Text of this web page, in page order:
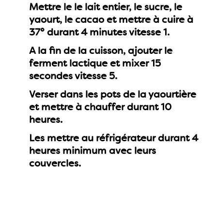
Mettre le le lait entier, le sucre, le
yaourt, le cacao et mettre à cuire à
37° durant 4 minutes vitesse 1.
A la fin de la cuisson, ajouter le
ferment lactique et mixer 15
secondes vitesse 5.
Verser dans les pots de la yaourtière
et mettre à chauffer durant 10
heures.
Les mettre au réfrigérateur durant 4
heures minimum avec leurs
couvercles.